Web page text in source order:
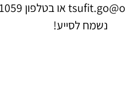
נשמח לסייע!